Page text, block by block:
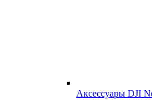
Аксессуары DJI